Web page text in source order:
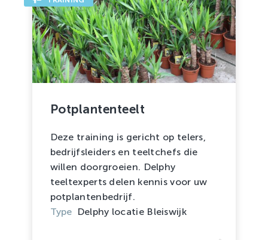
Potplantenteelt
Deze training is gericht op telers,
bedrijfsleiders en teeltchefs die
willen doorgroeien. Delphy
teeltexperts delen kennis voor uw
potplantenbedrijf.
Type Delphy locatie Bleiswijk